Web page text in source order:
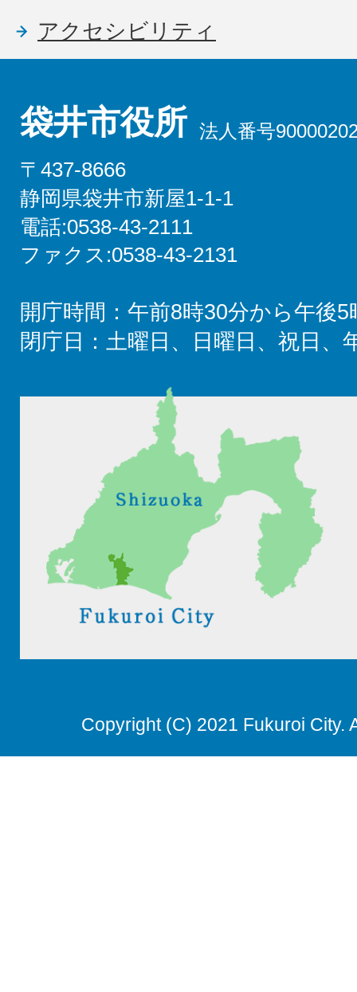
アクセシビリティ
袋井市役所 法人番号
〒437-8666
静岡県袋井市新屋1-1-1
電話:0538-43-2111
ファクス:0538-43-2131
開庁時間：午前8時30分から午後5
閉庁日：土曜日、日曜日、祝日、
Copyright (C) 2021 Fukuroi City.